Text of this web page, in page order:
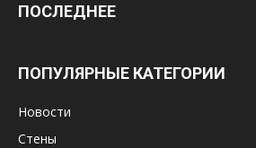
ПОСЛЕДНЕЕ
ПОПУЛЯРНЫЕ КАТЕГОРИИ
Новости
Стены